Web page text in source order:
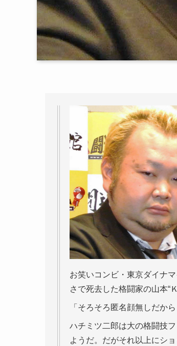
お笑いコンビ・東京ダイナ
さで死去した格闘家の山本“
「そろそろ匿名顔無しだか
ハチミツ二郎は大の格闘技
ようだ。だがそれ以上にシ